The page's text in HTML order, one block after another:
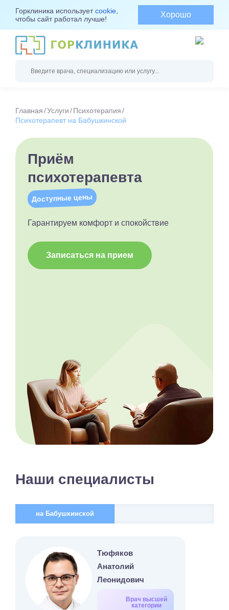
Горклиника используетcookie
чтобы сайт работал лучше!
Хорошо
Главная Услуги
Психотерапия
Психотерапевт на Бабушкинской
Приём
психотерапевта
Доступные цены
Гарантируем комфорт и спокойствие
Записаться на прием
Наши специалисты
на Бабушкинской
Тюфяков
Анатолий
Леонидович
Врач высшей
категории